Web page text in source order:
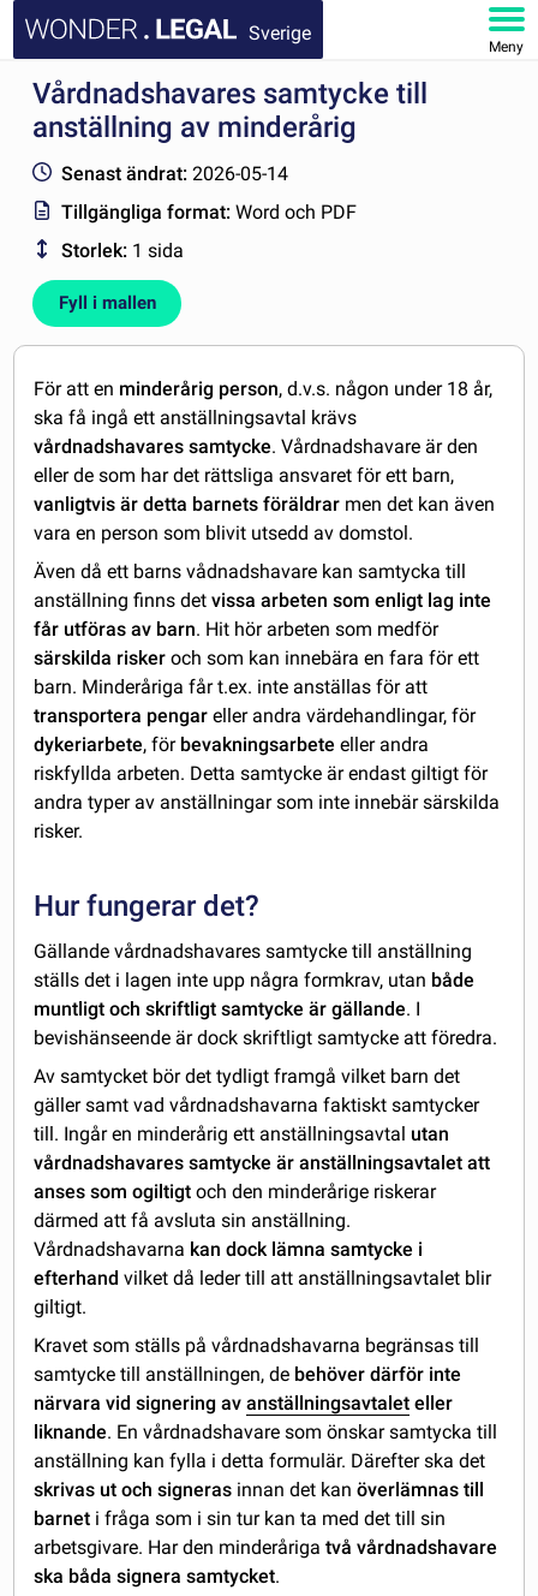
Sverige
Meny
STARTSIDA
FAQ
MITT KONTO
Vårdnadshavares samtycke till
anställning av minderårig
Senast ändrat: 2026-05-14
Tillgängliga format:Word och PDF
Storlek: 1 sida
Fyll i mallen
För att en minderårig person, d.v.s. någon under 18 år,
ska få ingå ett anställningsavtal krävs
vårdnadshavares samtycke. Vårdnadshavare är den
eller de som har det rättsliga ansvaret för ett barn,
vanligtvis är detta barnets föräldrar men det kan även
vara en person som blivit utsedd av domstol.
Även då ett barns vådnadshavare kan samtycka till
anställning finns detvissa arbeten som enligt lag inte
får utföras av barn. Hit hör arbeten som medför
särskilda risker och som kan innebära en fara för ett
barn. Minderåriga får t.ex. inte anställas för att
transportera pengar eller andra värdehandlingar, för
dykeriarbete, för bevakningsarbete eller andra
riskfyllda arbeten. Detta samtycke är endast giltigt för
andra typer av anställningar som inte innebär särskilda
risker.
Hur fungerar det?
Gällande vårdnadshavares samtycke till anställning
ställs det i lagen inte upp några formkrav, utan både
muntligt och skriftligt samtycke är gällande. I
bevishänseende är dock skriftligt samtycke att föredra.
Av samtycket bör det tydligt framgå vilket barn det
gäller samt vad vårdnadshavarna faktiskt samtycker
till. Ingår en minderårig ett anställningsavtal utan
vårdnadshavares samtycke är anställningsavtalet att
anses som ogiltigt och den minderårige riskerar
därmed att få avsluta sin anställning.
Vårdnadshavarna kan dock lämna samtycke i
efterhand vilket då leder till att anställningsavtalet blir
giltigt.
Kravet som ställs på vårdnadshavarna begränsas till
samtycke till anställningen, de behöver därför inte
närvara vid signering avanställningsavtalet eller
liknande. En vårdnadshavare som önskar samtycka till
anställning kan fylla i detta formulär. Därefter ska det
skrivas ut och signeras innan det kanöverlämnas till
barnet i fråga som i sin tur kan ta med det till sin
arbetsgivare. Har den minderårigatvå vårdnadshavare
ska båda signera samtycket.